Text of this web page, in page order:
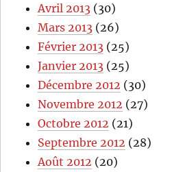
Avril 2013 (30)
Mars 2013 (26)
Février 2013 (25)
Janvier 2013 (25)
Décembre 2012 (30)
Novembre 2012 (27)
Octobre 2012 (21)
Septembre 2012 (28)
Août 2012 (20)